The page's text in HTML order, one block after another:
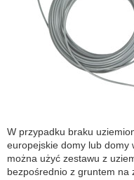
W przypadku braku
europejskie domy lub domy
można użyć zestawu z
bezpośrednio z gruntem na